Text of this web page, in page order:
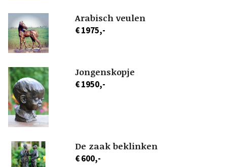
Arabisch veulen
€ 1975,-
Jongenskopje
€ 1950,-
De zaak beklinken
€ 600,-